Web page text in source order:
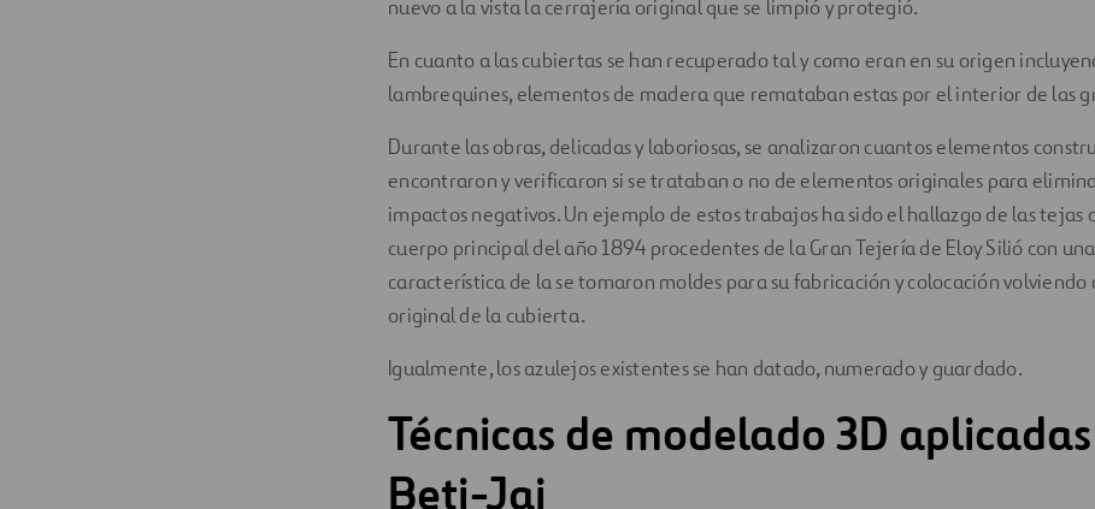
nuevo a la vista la cerrajería original que se limpió y protegió.
En cuanto a las cubiertas se han recuperado tal y como eran en su origen
lambrequines, elementos de madera que remataban estas por el interior de las
Durante las obras, delicadas y laboriosas, se analizaron cuantos elementos
encontraron y verificaron si se trataban o no de elementos originales para
impactos negativos. Un ejemplo de estos trabajos ha sido el hallazgo de las tejas
cuerpo principal del año 1894 procedentes de la Gran Tejería de Eloy Silió con
característica de la se tomaron moldes para su fabricación y colocación volviendo
original de la cubierta.
Igualmente, los azulejos existentes se han datado, numerado y guardado.
Técnicas de modelado 3D
Beti-Jai